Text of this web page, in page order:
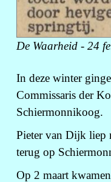
De Waarheid - 24
In deze winter
Commissaris der
Schiermonnikoog.
Pieter van Dijk liep
terug op
Op 2 maart